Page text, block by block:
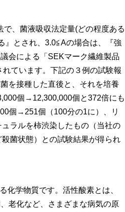
、菌液吸収法定量(どの程度ある
』とされ、3.0≦Aの場合は、『強
会による「SEKマーク繊維製品
ています。下記の３例の試験報
を接種した直後と、それを培養
個→12,300,000個と372倍にも
個→251個（100分の1に）、リ
ラルを柿渋染したもの（当社の
菌状態）との試験結果が得られ
化学物質です。活性酸素とは、
老化など、さまざまな病気の原